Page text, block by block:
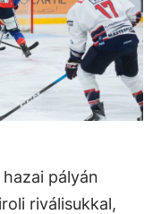
pályán
riválisukkal,